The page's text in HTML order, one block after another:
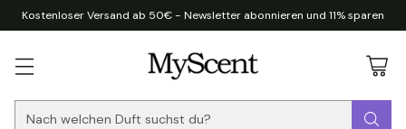
Nach welchen Duft suchst du?
Kostenloser Versand ab 50€ - Newsletter abonnieren und 11% sparen